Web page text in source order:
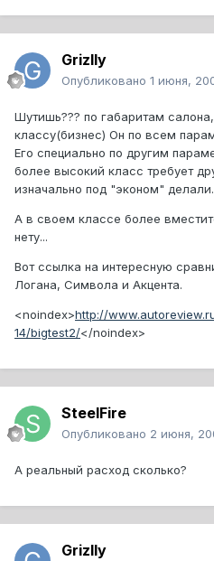
Grizlly
Опубликовано 1 июня,
Шутишь??? по габаритам
классу(бизнес) Он по всем
Его специально по другим
более высокий класс требует
изначально под "эконом"
А в своем классе более
нету...
Вот ссылка на интересную
Логана, Символа и Акцента.
<noindex>http://
14/bigtest2/</noindex>
SteelFire
Опубликовано 2 июня,
А реальный расход сколько?
Grizlly